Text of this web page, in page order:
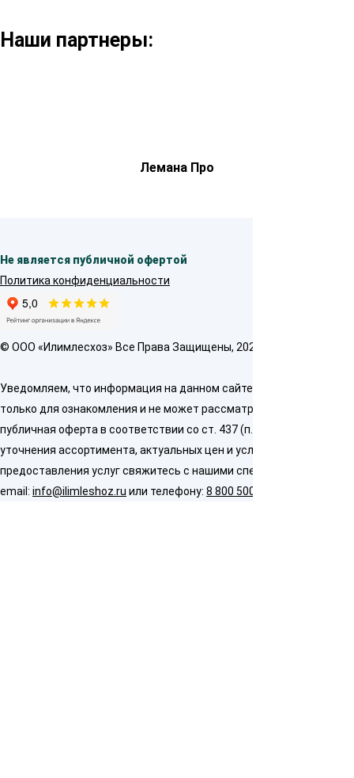
Наши партнеры:
Лемана Про
Не является публичной офертой
Политика конфиденциальности
© OOO «Илимлесхоз» Все Права Защищены, 2026
Уведомляем, что информация на данном сайте предназначена
только для ознакомления и не может рассматриваться как
публичная оферта в соответствии со ст. 437 (п. 2) ГК РФ. Для
уточнения ассортимента, актуальных цен и условий
предоставления услуг свяжитесь с нашими специалистами по
email: info@ilimleshoz.ru или телефону: 8 800 500 5437